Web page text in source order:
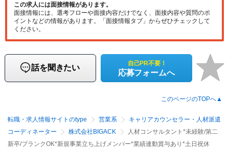
この求人には面接情報があります。
面接情報には、選考フローや面接内容だけでなく、面接内容や質問のポ
イントなどの情報があります。「面接情報タブ」からぜひチェックして
ください。
話を聞きたい 自己PR不要！
応募フォームへ
このページのTOPへ▲
転職・求人情報サイトのtype 営業系
キャリアカウンセラー・人材派遣
コーディネーター
株式会社BIGACK
人材コンサルタント*未経験/第二
新卒/ブランクOK*新規事業立ち上げメンバー*業績連動賞与あり*土日祝休